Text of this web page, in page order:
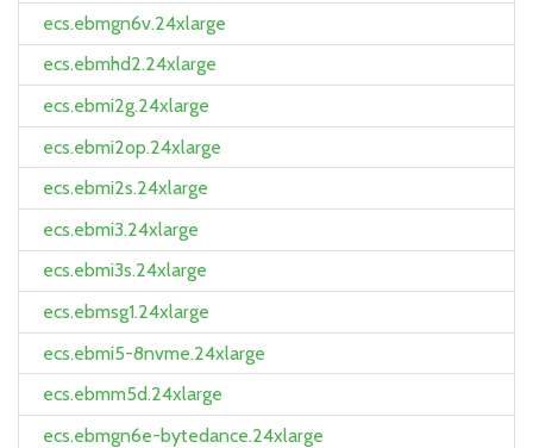
ecs.ebmgn6v.24xlarge
ecs.ebmhd2.24xlarge
ecs.ebmi2g.24xlarge
ecs.ebmi2op.24xlarge
ecs.ebmi2s.24xlarge
ecs.ebmi3.24xlarge
ecs.ebmi3s.24xlarge
ecs.ebmsg1.24xlarge
ecs.ebmi5-8nvme.24xlarge
ecs.ebmm5d.24xlarge
ecs.ebmgn6e-bytedance.24xlarge